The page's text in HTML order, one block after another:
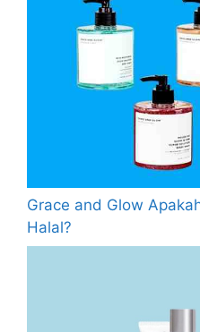
Grace and Glow
Halal?